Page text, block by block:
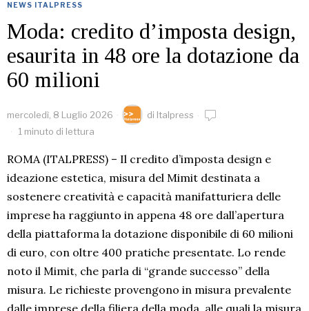
NEWS ITALPRESS
Moda: credito d’imposta design,
esaurita in 48 ore la dotazione da
60 milioni
mercoledì, 8 Luglio 2026 di Italpress
1 minuto di lettura
ROMA (ITALPRESS) – Il credito d’imposta design e
ideazione estetica, misura del Mimit destinata a
sostenere creatività e capacità manifatturiera delle
imprese ha raggiunto in appena 48 ore dall’apertura
della piattaforma la dotazione disponibile di 60 milioni
di euro, con oltre 400 pratiche presentate. Lo rende
noto il Mimit, che parla di “grande successo” della
misura. Le richieste provengono in misura prevalente